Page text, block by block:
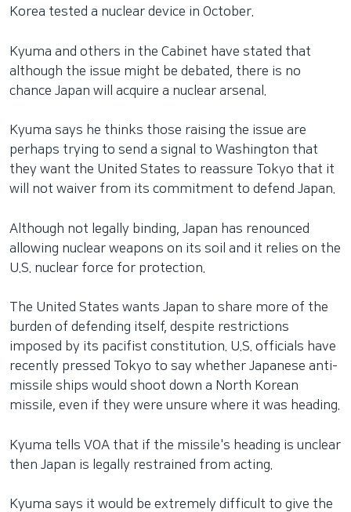
Korea tested a nuclear device in October.
Kyuma and others in the Cabinet have stated that
although the issue might be debated, there is no
chance Japan will acquire a nuclear arsenal.
Kyuma says he thinks those raising the issue are
perhaps trying to send a signal to Washington that
they want the United States to reassure Tokyo that it
will not waiver from its commitment to defend Japan.
Although not legally binding, Japan has renounced
allowing nuclear weapons on its soil and it relies on the
U.S. nuclear force for protection.
The United States wants Japan to share more of the
burden of defending itself, despite restrictions
imposed by its pacifist constitution. U.S. officials have
recently pressed Tokyo to say whether Japanese anti-
missile ships would shoot down a North Korean
missile, even if they were unsure where it was heading.
Kyuma tells VOA that if the missile's heading is unclear
then Japan is legally restrained from acting.
Kyuma says it would be extremely difficult to give the